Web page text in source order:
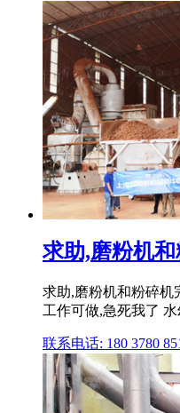
求助,磨粉机
求助,磨粉机和粉碎机
工作可做,急死我了
联系电话: 180 3780